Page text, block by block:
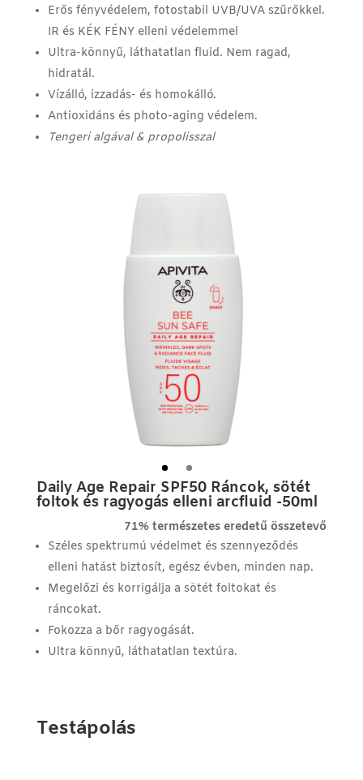
Erős fényvédelem, fotostabil UVB/UVA szűrőkkel.
IR és KÉK FÉNY elleni védelemmel
Ultra-könnyű, láthatatlan fluid. Nem ragad,
hidratál.
Vízálló, izzadás- és homokálló.
Antioxidáns és photo-aging védelem.
Tengeri algával & propolisszal
Daily Age Repair SPF50 Ráncok, sötét
foltok és ragyogás elleni arcfluid -50ml
71% természetes eredetű összetevő
Széles spektrumú védelmet és szennyeződés
elleni hatást biztosít, egész évben, minden nap.
Megelőzi és korrigálja a sötét foltokat és
ráncokat.
Fokozza a bőr ragyogását.
Ultra könnyű, láthatatlan textúra.
testápolás